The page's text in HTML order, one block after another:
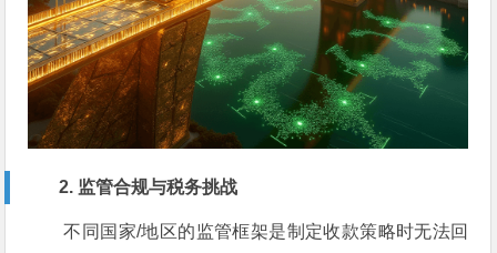
2. 监管合规与税务挑战
不同国家/地区的监管框架是制定收款策略时无法回